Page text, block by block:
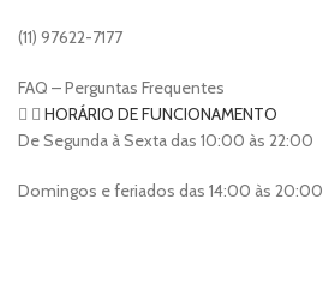
(11) 97622-7177
FAQ – Perguntas Frequentes
HORÁRIO DE FUNCIONAMENTO
De Segunda à Sexta das 10:00 às 22:00
Domingos e feriados das 14:00 às 20:00